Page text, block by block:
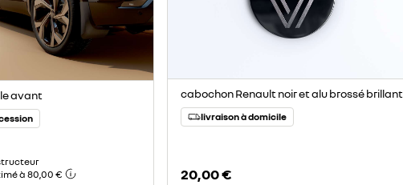
avant
à 80,00 €
cabochon Renault noir et alu brossé brillant
livraison à domicile
20,00 €